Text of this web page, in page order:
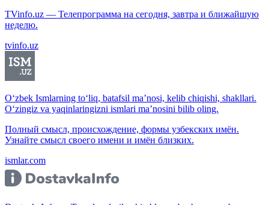
TVinfo.uz — Телепрограмма на сегодня, завтра и ближайшую
неделю.
tvinfo.uz
O‘zbek Ismlarning to‘liq, batafsil ma’nosi, kelib chiqishi, shakllari.
O‘zingiz va yaqinlaringizni ismlari ma’nosini bilib oling.
Полный смысл, происхождение, формы узбекских имён.
Узнайте смысл своего имени и имён близких.
ismlar.com